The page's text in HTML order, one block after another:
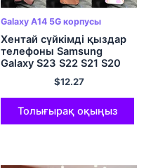
Galaxy A14 5G корпусы
Хентай сүйкімді қыздар
телефоны Samsung
Galaxy S23 S22 S21 S20
Plus Ultra F14 F54 M14
M54 M53 Note20 жұмсақ
қара телефон қақпағы
$12.27
Толығырақ оқыңыз